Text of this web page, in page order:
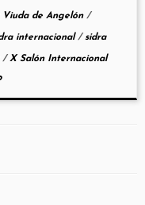
de Angelón /
internacional/sidra
/X Salón Internacional